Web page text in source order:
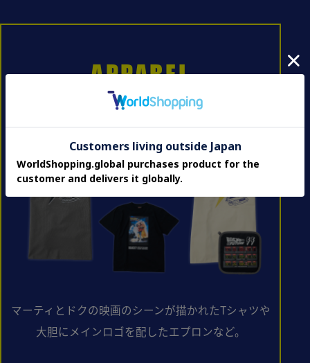
APPAREL
エプロン・Tシャツ
マーティとドクの映画のシーンが描かれたTシャツや
大胆にメインロゴを配したエプロンなど。